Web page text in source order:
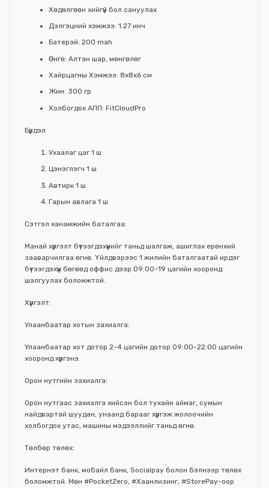
Хөдөлгөөн хийгүй бол сануулах
Дэлгэцний хэмжээ: 1.27 инч
Батерэй: 200 mah
Өнгө: Алтан шар, мөнгөлөг
Хайрцагны Хэмжээ: 8х8х6 см
Жин: 300 гр
Холбогдох АПП: FitCloudPro
Бүрдэл
Ухаалаг цаг 1 ш
Цэнэглэгч 1 ш
Автирк 1 ш
Гарын авлага 1 ш
Сэтгэл ханамжийн баталгаа:
Манай хүргэлт бүтээгдэхүүнийг таньд шалгаж, ашиглах ерөнхий
зааварчилгаа өгнө. Үйлдвэрээс 1 жилийн баталгаатай ирдэг
бүтээгдэхүүн бөгөөд оффис дээр 09:00-19 цагийн хооронд
шалгуулах боломжтой.
Хүргэлт:
Улаанбаатар хотын захиалга:
Улаанбаатар хот дотор 2-4 цагийн дотор 09:00-22:00 цагийн
хооронд хүргэнэ.
Орон нутгийн захиалга:
Орон нутгаас захиалга хийсэн бол тухайн аймаг, сумын
найдвартай шуудан, унаанд барааг хүргэж жолоочийн
холбогдох утас, машины мэдээллийг таньд өгнө.
Төлбөр төлөх:
Интернэт банк, мобайл банк, Socialpay болон бэлнээр төлөх
боломжтой. Мөн #PocketZero, #Хаанлизинг, #StorePay-оор